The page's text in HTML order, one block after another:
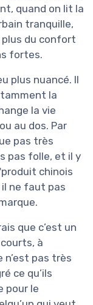
quand on lit la
tranquille,
plus du confort
fortes.
plus nuancé. Il
la
la vie
au dos. Par
pas très
pas folle, et il y
chinois
il ne faut pas
que c’est un
à
n’est pas très
ce qu’ils
pour le